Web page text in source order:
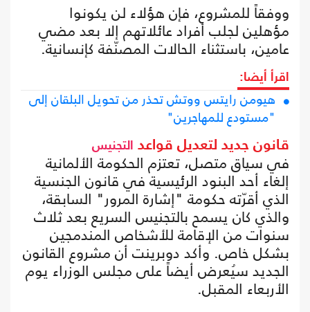
ووفقاً للمشروع، فإن هؤلاء لن يكونوا
مؤهلين لجلب أفراد عائلاتهم إلا بعد مضي
عامين، باستثناء الحالات المصنّفة كإنسانية.
اقرأ أيضا:
هيومن رايتس ووتش تحذر من تحويل البلقان إلى
"مستودع للمهاجرين"
قانون جديد لتعديل قواعد التجنيس
في سياق متصل، تعتزم الحكومة الألمانية
إلغاء أحد البنود الرئيسية في قانون الجنسية
الذي أقرّته حكومة "إشارة المرور" السابقة،
والذي كان يسمح بالتجنيس السريع بعد ثلاث
سنوات من الإقامة للأشخاص المندمجين
بشكل خاص. وأكد دوبرينت أن مشروع القانون
الجديد سيُعرض أيضاً على مجلس الوزراء يوم
الأربعاء المقبل.